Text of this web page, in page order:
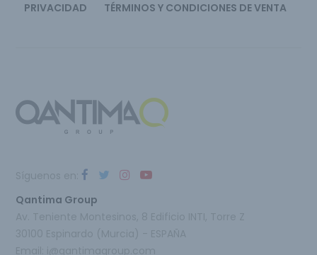
PRIVACIDAD
TÉRMINOS Y CONDICIONES DE VENTA
Qantima Group